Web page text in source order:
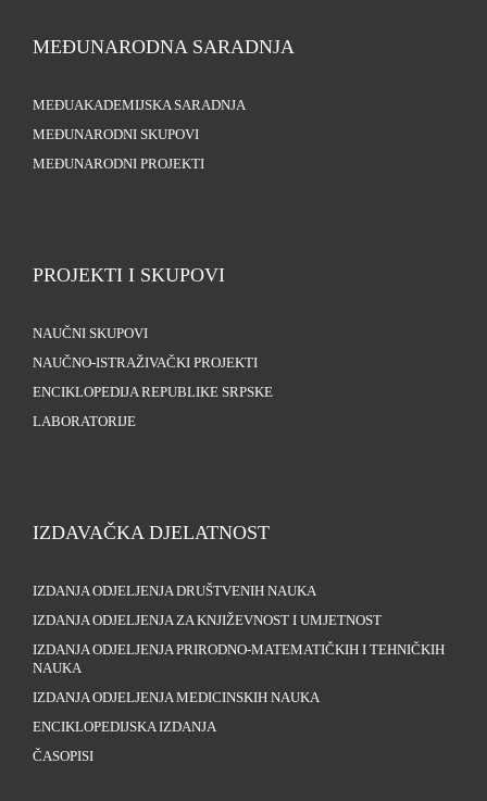
MEĐUNARODNA SARADNJA
MEĐUAKADEMIJSKA SARADNJA
MEĐUNARODNI SKUPOVI
MEĐUNARODNI PROJEKTI
PROJEKTI I SKUPOVI
NAUČNI SKUPOVI
NAUČNO-ISTRAŽIVAČKI PROJEKTI
ENCIKLOPEDIJA REPUBLIKE SRPSKE
LABORATORIJE
IZDAVAČKA DJELATNOST
IZDANJA ODJELJENJA DRUŠTVENIH NAUKA
IZDANJA ODJELJENJA ZA KNJIŽEVNOST I UMJETNOST
IZDANJA ODJELJENJA PRIRODNO-MATEMATIČKIH I TEHNIČKIH
NAUKA
IZDANJA ODJELJENJA MEDICINSKIH NAUKA
ENCIKLOPEDIJSKA IZDANJA
ČASOPISI